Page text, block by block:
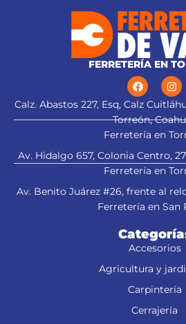
FERRETERÍA EN
Calz. Abastos 227, Esq, Calz
Torreón,
Ferretería en
Av. Hidalgo 657, Colonia Centro,
Ferretería en
Av. Benito Juárez #26, frente al
Ferretería en San
Accesorios
Agricultura y
Carpintería
Cerrajería